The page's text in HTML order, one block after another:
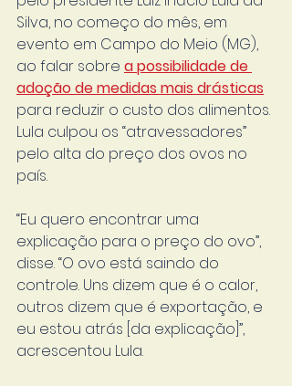
Silva, no começo do mês, em
evento em Campo do Meio (MG),
ao falar sobre a possibilidade de
adoção de medidas mais drásticas
para reduzir o custo dos alimentos.
Lula culpou os “atravessadores”
pelo alta do preço dos ovos no
país.
“Eu quero encontrar uma
explicação para o preço do ovo”,
disse. “O ovo está saindo do
controle. Uns dizem que é o calor,
outros dizem que é exportação, e
eu estou atrás [da explicação]”,
acrescentou Lula.